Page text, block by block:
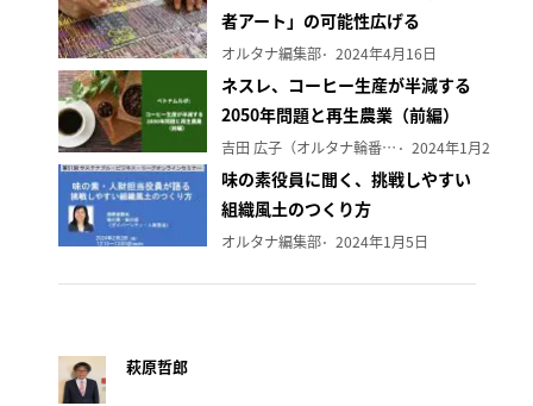
者アート」の可能性広げる
オルタナ編集部 2024年4月16日
ネスレ、コーヒー生産が半減する
2050年問題と再生農業（前編）
吉田 広子（オルタナ輪番編集長） 2024年1月29日
味の素役員に聞く、挑戦しやすい
組織風土のつくり方
オルタナ編集部 2024年1月5日
萩原哲郎